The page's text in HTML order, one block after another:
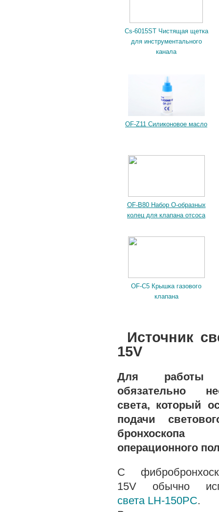
Cs-6015ST Чистящая щетка
для инструментального
канала
OF-Z11 Силиконовое масло
OF-B80 Набор О-образных
колец для клапана отсоса
OF-C5 Крышка газового
клапана
Источник
15V
Для работы
обязательно
света, который
подачи
операционного
С
15V обычно
света LH-150PC.